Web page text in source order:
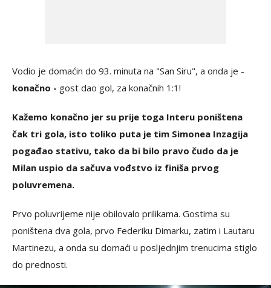
Vodio je domaćin do 93. minuta na "San Siru", a onda je -
konačno - gost dao gol, za konačnih 1:1!
Kažemo konačno jer su prije toga Interu poništena
čak tri gola, isto toliko puta je tim Simonea Inzagija
pogađao stativu, tako da bi bilo pravo čudo da je
Milan uspio da sačuva vođstvo iz finiša prvog
poluvremena.
Prvo poluvrijeme nije obilovalo prilikama. Gostima su
poništena dva gola, prvo Federiku Dimarku, zatim i Lautaru
Martinezu, a onda su domaći u posljednjim trenucima stiglo
do prednosti.